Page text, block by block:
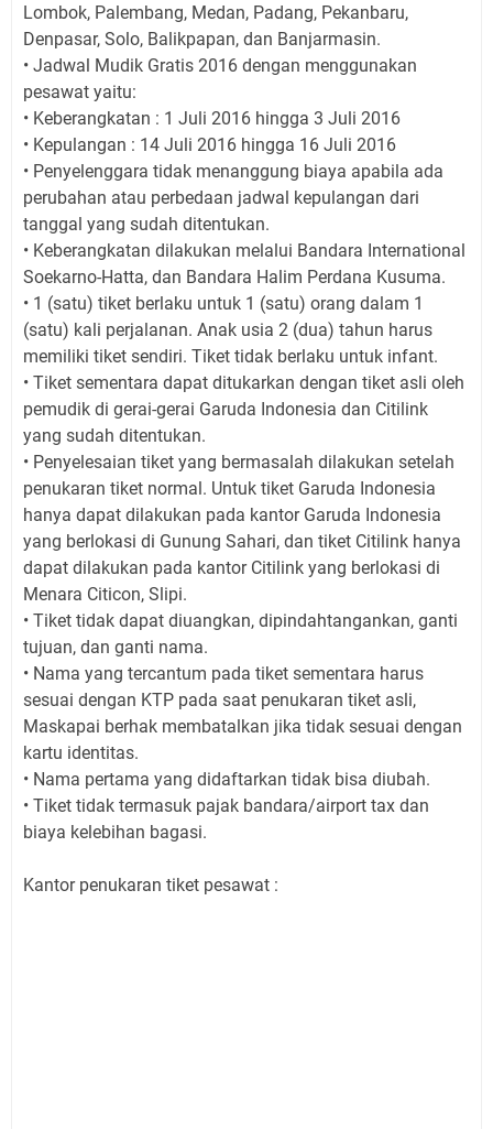
Lombok, Palembang, Medan, Padang, Pekanbaru,
Denpasar, Solo, Balikpapan, dan Banjarmasin.
• Jadwal Mudik Gratis 2016 dengan menggunakan
pesawat yaitu:
• Keberangkatan : 1 Juli 2016 hingga 3 Juli 2016
• Kepulangan : 14 Juli 2016 hingga 16 Juli 2016
• Penyelenggara tidak menanggung biaya apabila ada
perubahan atau perbedaan jadwal kepulangan dari
tanggal yang sudah ditentukan.
• Keberangkatan dilakukan melalui Bandara International
Soekarno-Hatta, dan Bandara Halim Perdana Kusuma.
• 1 (satu) tiket berlaku untuk 1 (satu) orang dalam 1
(satu) kali perjalanan. Anak usia 2 (dua) tahun harus
memiliki tiket sendiri. Tiket tidak berlaku untuk infant.
• Tiket sementara dapat ditukarkan dengan tiket asli oleh
pemudik di gerai-gerai Garuda Indonesia dan Citilink
yang sudah ditentukan.
• Penyelesaian tiket yang bermasalah dilakukan setelah
penukaran tiket normal. Untuk tiket Garuda Indonesia
hanya dapat dilakukan pada kantor Garuda Indonesia
yang berlokasi di Gunung Sahari, dan tiket Citilink hanya
dapat dilakukan pada kantor Citilink yang berlokasi di
Menara Citicon, Slipi.
• Tiket tidak dapat diuangkan, dipindahtangankan, ganti
tujuan, dan ganti nama.
• Nama yang tercantum pada tiket sementara harus
sesuai dengan KTP pada saat penukaran tiket asli,
Maskapai berhak membatalkan jika tidak sesuai dengan
kartu identitas.
• Nama pertama yang didaftarkan tidak bisa diubah.
• Tiket tidak termasuk pajak bandara/airport tax dan
biaya kelebihan bagasi.
Kantor penukaran tiket pesawat :